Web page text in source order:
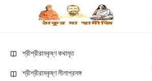
শ্রীশ্রীরামকৃষ্ণ কথামৃত
শ্রীশ্রীরামকৃষ্ণ লীলাপ্রসঙ্গ